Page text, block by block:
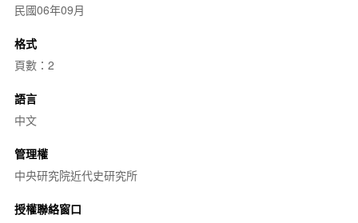
民國06年09月
格式
頁數：2
語言
中文
管理權
中央研究院近代史研究所
授權聯絡窗口